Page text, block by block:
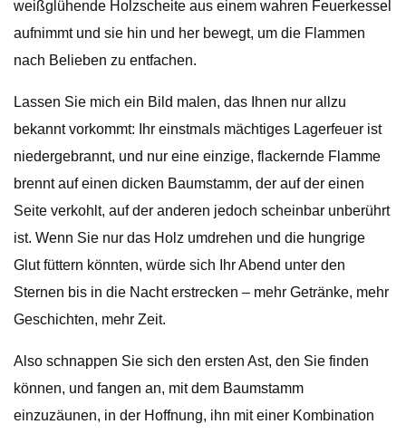
weißglühende Holzscheite aus einem wahren Feuerkessel
aufnimmt und sie hin und her bewegt, um die Flammen
nach Belieben zu entfachen.
Lassen Sie mich ein Bild malen, das Ihnen nur allzu
bekannt vorkommt: Ihr einstmals mächtiges Lagerfeuer ist
niedergebrannt, und nur eine einzige, flackernde Flamme
brennt auf einen dicken Baumstamm, der auf der einen
Seite verkohlt, auf der anderen jedoch scheinbar unberührt
ist. Wenn Sie nur das Holz umdrehen und die hungrige
Glut füttern könnten, würde sich Ihr Abend unter den
Sternen bis in die Nacht erstrecken – mehr Getränke, mehr
Geschichten, mehr Zeit.
Also schnappen Sie sich den ersten Ast, den Sie finden
können, und fangen an, mit dem Baumstamm
einzuzäunen, in der Hoffnung, ihn mit einer Kombination